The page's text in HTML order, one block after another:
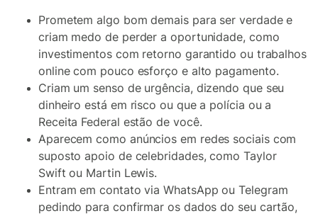
Prometem algo bom demais para ser verdade e
criam medo de perder a oportunidade, como
investimentos com retorno garantido ou trabalhos
online com pouco esforço e alto pagamento.
Criam um senso de urgência, dizendo que seu
dinheiro está em risco ou que a polícia ou a
Receita Federal estão de você.
Aparecem como anúncios em redes sociais com
suposto apoio de celebridades, como Taylor
Swift ou Martin Lewis.
Entram em contato via WhatsApp ou Telegram
pedindo para confirmar os dados do seu cartão,